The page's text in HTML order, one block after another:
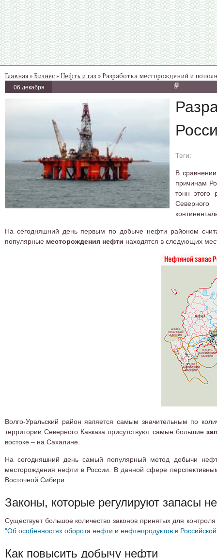
Главная »Бизнес »Нефть и газ » Разработка месторождений и
06 декабря
В
причинам
тонн этого
На сегодняшний день первым по добыче нефти районом
популярные месторождения нефти находятся в следующих
Волго-Уральский район является самым значительным по
территории Северного Кавказа присутствуют самые большие
востоке – на Сахалине.
На сегодняшний день самый популярный метод добычи
месторождения нефти в России. В данной сфере
Восточной Сибири.
Законы, которые регулируют запасы
Существует большое количество законов принятых для
"Об особенностях оборота нефти и нефтепродуктов в
Как повысить добычу нефти